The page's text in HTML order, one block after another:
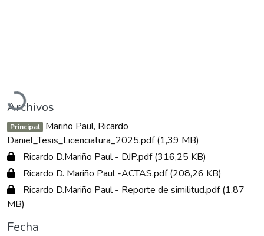
Cargando...
Archivos
Principal Mariño Paul, Ricardo
Daniel_Tesis_Licenciatura_2025.pdf(1,39 MB)
Ricardo D.Mariño Paul - DJP.pdf(316,25 KB)
Ricardo D. Mariño Paul -ACTAS.pdf(208,26 KB)
Ricardo D.Mariño Paul - Reporte de similitud.pdf(1,87
MB)
Fecha